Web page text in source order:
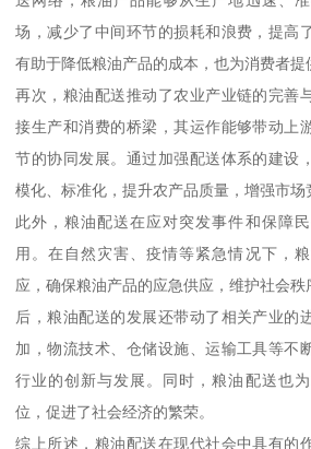
场，减少了中间环节的损耗和浪费，提高
有助于降低粮油产品的成本，也为消费者提
再次，粮油配送推动了农业产业链的完善
接生产和消费的桥梁，其运作能够带动上
节的协同发展。通过加强配送体系的建设
模化、标准化，提升农产品质量，增强市场
此外，粮油配送在应对突发事件和保障
用。在自然灾害、疫情等紧急情况下，
应，确保粮油产品的应急供应，维护社会秩
后，粮油配送的发展还带动了相关产业的
加，物流技术、仓储设施、运输工具等不
行业的创新与发展。同时，粮油配送也
位，促进了社会经济的繁荣。
综上所述，粮油配送在现代社会中具有的